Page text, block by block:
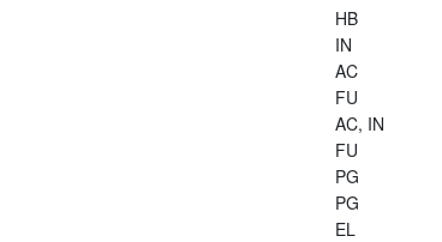
HB
IN
AC
FU
AC, IN
FU
PG
PG
EL